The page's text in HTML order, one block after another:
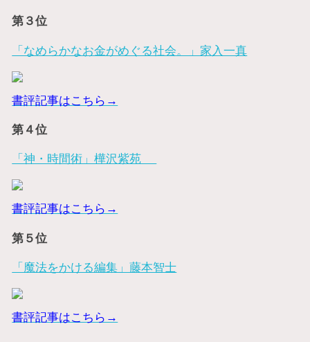
第３位
「なめらかなお金がめぐる社会。」家入一真
書評記事はこちら→
第４位
「神・時間術」樺沢紫苑
書評記事はこちら→
第５位
「魔法をかける編集」藤本智士
書評記事はこちら→